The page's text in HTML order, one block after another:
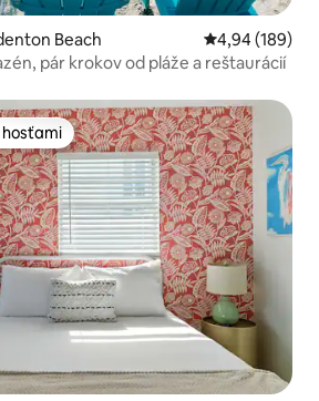
Beach Priemerné
4,94 (189)
pár krokov od pláže a reštaurácií
hosťami